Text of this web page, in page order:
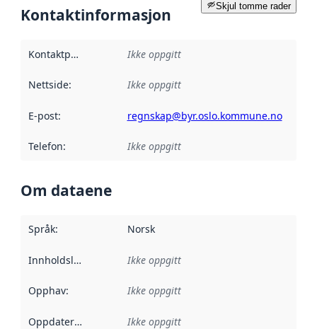
Skjul tomme rader
Kontaktinformasjon
Kontaktpunkt Ikke oppgitt
Nettside: Ikke oppgitt
E-post: regnskap@byr.oslo.kommune.no
Telefon: Ikke oppgitt
Om dataene
Språk: Norsk
Innholdsleverandører :
Ikke oppgitt
Opphav: Ikke oppgitt
Oppdateringsfrekvens :
Ikke oppgitt